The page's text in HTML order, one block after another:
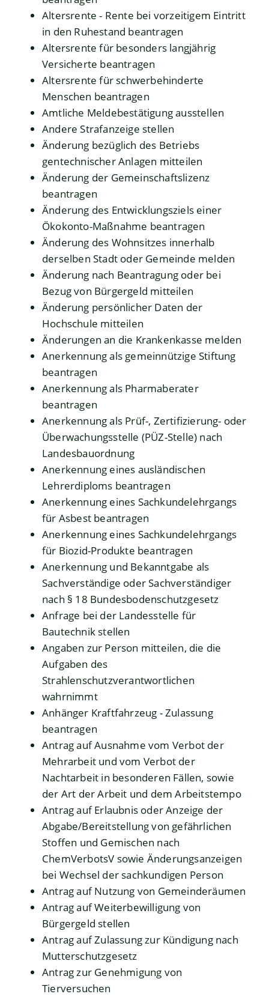
Altersrente - Rente bei vorzeitigem Eintritt
in den Ruhestand beantragen
Altersrente für besonders langjährig
Versicherte beantragen
Altersrente für schwerbehinderte
Menschen beantragen
Amtliche Meldebestätigung ausstellen
Andere Strafanzeige stellen
Änderung bezüglich des Betriebs
gentechnischer Anlagen mitteilen
Änderung der Gemeinschaftslizenz
beantragen
Änderung des Entwicklungsziels einer
Ökokonto-Maßnahme beantragen
Änderung des Wohnsitzes innerhalb
derselben Stadt oder Gemeinde melden
Änderung nach Beantragung oder bei
Bezug von Bürgergeld mitteilen
Änderung persönlicher Daten der
Hochschule mitteilen
Änderungen an die Krankenkasse melden
Anerkennung als gemeinnützige Stiftung
beantragen
Anerkennung als Pharmaberater
beantragen
Anerkennung als Prüf-, Zertifizierung- oder
Überwachungsstelle (PÜZ-Stelle) nach
Landesbauordnung
Anerkennung eines ausländischen
Lehrerdiploms beantragen
Anerkennung eines Sachkundelehrgangs
für Asbest beantragen
Anerkennung eines Sachkundelehrgangs
für Biozid-Produkte beantragen
Anerkennung und Bekanntgabe als
Sachverständige oder Sachverständiger
nach § 18 Bundesbodenschutzgesetz
Anfrage bei der Landesstelle für
Bautechnik stellen
Angaben zur Person mitteilen, die die
Aufgaben des
Strahlenschutzverantwortlichen
wahrnimmt
Anhänger Kraftfahrzeug - Zulassung
beantragen
Antrag auf Ausnahme vom Verbot der
Mehrarbeit und vom Verbot der
Nachtarbeit in besonderen Fällen, sowie
der Art der Arbeit und dem Arbeitstempo
Antrag auf Erlaubnis oder Anzeige der
Abgabe/Bereitstellung von gefährlichen
Stoffen und Gemischen nach
ChemVerbotsV sowie Änderungsanzeigen
bei Wechsel der sachkundigen Person
Antrag auf Nutzung von Gemeinderäumen
Antrag auf Weiterbewilligung von
Bürgergeld stellen
Antrag auf Zulassung zur Kündigung nach
Mutterschutzgesetz
Antrag zur Genehmigung von
Tierversuchen